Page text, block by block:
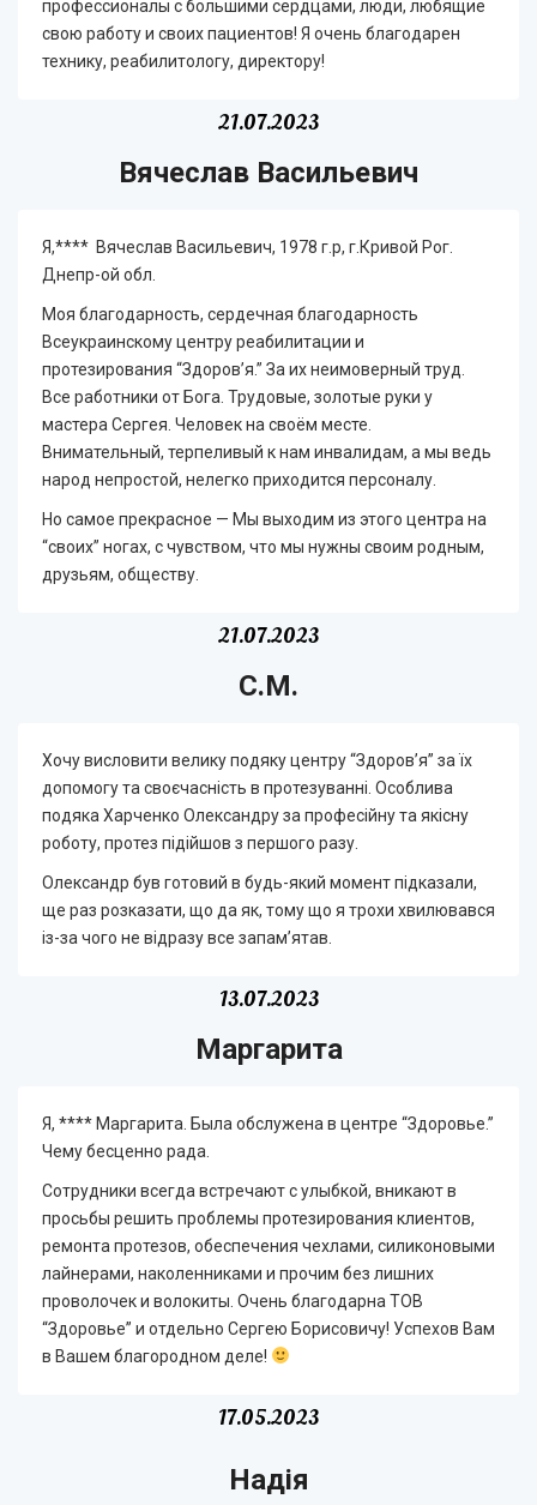
профессионалы с большими сердцами, люди, любящие
свою работу и своих пациентов! Я очень благодарен
технику, реабилитологу, директору!
21.07.2023
Вячеслав Васильевич
Я,**** Вячеслав Васильевич, 1978 г.р, г.Кривой Рог.
Днепр-ой обл.
Моя благодарность, сердечная благодарность
Всеукраинскому центру реабилитации и
протезирования “Здоров’я.” За их неимоверный труд.
Все работники от Бога. Трудовые, золотые руки у
мастера Сергея. Человек на своём месте.
Внимательный, терпеливый к нам инвалидам, а мы ведь
народ непростой, нелегко приходится персоналу.
Но самое прекрасное — Мы выходим из этого центра на
“своих” ногах, с чувством, что мы нужны своим родным,
друзьям, обществу.
21.07.2023
С.М.
Хочу висловити велику подяку центру “Здоров’я” за їх
допомогу та своєчасність в протезуванні. Особлива
подяка Харченко Олександру за професійну та якісну
роботу, протез підійшов з першого разу.
Олександр був готовий в будь-який момент підказали,
ще раз розказати, що да як, тому що я трохи хвилювався
із-за чого не відразу все запам’ятав.
13.07.2023
Маргарита
Я, **** Маргарита. Была обслужена в центре “Здоровье.”
Чему бесценно рада.
Сотрудники всегда встречают с улыбкой, вникают в
просьбы решить проблемы протезирования клиентов,
ремонта протезов, обеспечения чехлами, силиконовыми
лайнерами, наколенниками и прочим без лишних
проволочек и волокиты. Очень благодарна ТОВ
“Здоровье” и отдельно Сергею Борисовичу! Успехов Вам
в Вашем благородном деле!
17.05.2023
Надія